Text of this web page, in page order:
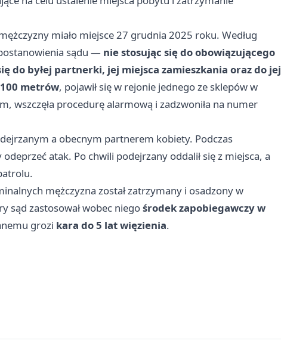
miało miejsce 27 grudnia 2025 roku. Według
sądu — nie stosując się do obowiązującego
do byłej partnerki, jej miejsca zamieszkania oraz do jej
metrów, pojawił się w rejonie jednego ze sklepów w
wszczęła procedurę alarmową i zadzwoniła na numer
a obecnym partnerem kobiety. Podczas
atak. Po chwili podejrzany oddalił się z miejsca, a
mężczyzna został zatrzymany i osadzony w
sąd zastosował wobec niegośrodek zapobiegawczy w
grozi kara do 5 lat więzienia.